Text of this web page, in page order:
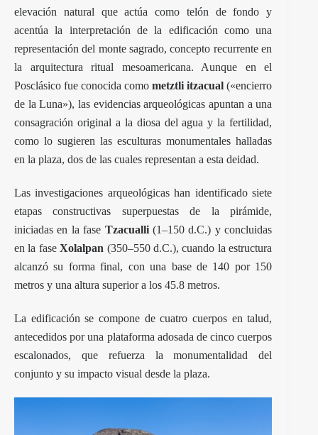
elevación natural que actúa como telón de fondo y
acentúa la interpretación de la edificación como una
representación del monte sagrado, concepto recurrente en
la arquitectura ritual mesoamericana. Aunque en el
Posclásico fue conocida comometztli itzacual («encierro
de la Luna»), las evidencias arqueológicas apuntan a una
consagración original a la diosa del agua y la fertilidad,
como lo sugieren las esculturas monumentales halladas
en la plaza, dos de las cuales representan a esta deidad.
Las investigaciones arqueológicas han identificado siete
etapas constructivas superpuestas de la pirámide,
iniciadas en la fase Tzacualli(1–150 d.C.) y concluidas
en la faseXolalpan (350–550 d.C.), cuando la estructura
alcanzó su forma final, con una base de 140 por 150
metros y una altura superior a los 45.8 metros.
La edificación se compone de cuatro cuerpos en talud,
antecedidos por una plataforma adosada de cinco cuerpos
escalonados, que refuerza la monumentalidad del
conjunto y su impacto visual desde la plaza.